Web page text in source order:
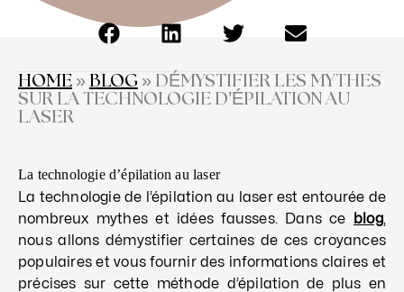
HOME » BLOG » DÉMYSTIFIER LES MYTHES
SUR LA TECHNOLOGIE D’ÉPILATION AU
LASER
La technologie d’épilation au laser
La technologie de l’épilation au laser est entourée de
nombreux mythes et idées fausses. Dans ce
blog,
nous allons démystifier certaines de ces croyances
populaires et vous fournir des informations claires et
précises sur cette méthode d’épilation de plus en